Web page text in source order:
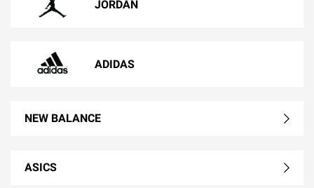
JORDAN
ADIDAS
NEW BALANCE
ASICS